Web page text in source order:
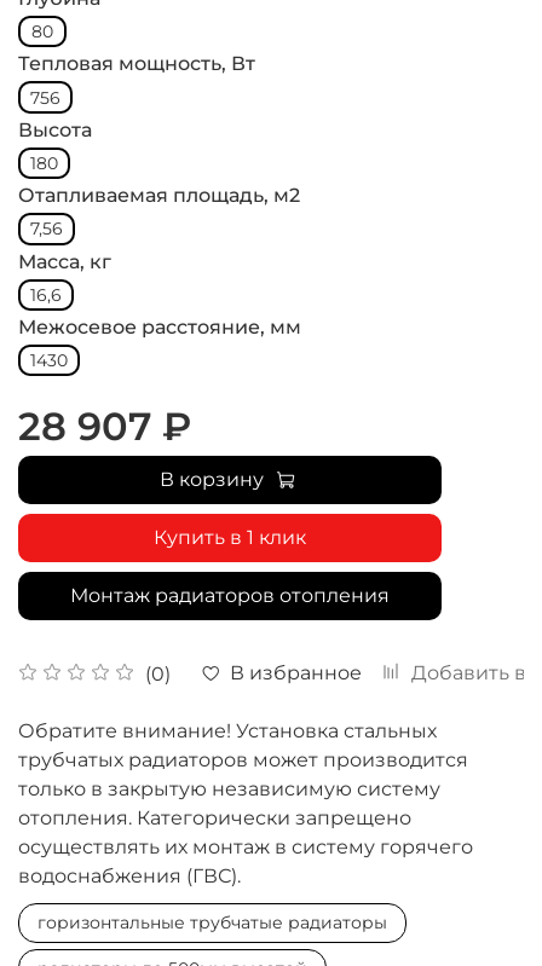
(0) В избранное Добавить в
80
Тепловая мощность, Вт
756
Высота
180
Отапливаемая площадь, м2
7,56
Масса, кг
16,6
Межосевое расстояние, мм
1430
28 907 ₽
В корзину
Купить в 1 клик
Монтаж радиаторов отопления
Обратите внимание! Установка стальных
трубчатых радиаторов может производится
только в закрытую независимую систему
отопления. Категорически запрещено
осуществлять их монтаж в систему горячего
водоснабжения (ГВС).
горизонтальные трубчатые радиаторы